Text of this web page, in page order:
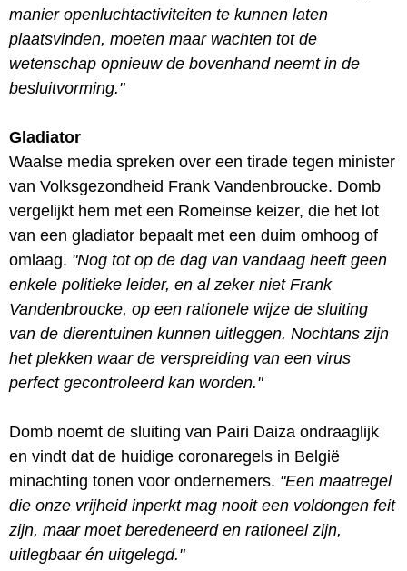
manier openluchtactiviteiten te kunnen laten
plaatsvinden, moeten maar wachten tot de
wetenschap opnieuw de bovenhand neemt in de
besluitvorming."
Gladiator
Waalse media spreken over een tirade tegen minister
van Volksgezondheid Frank Vandenbroucke. Domb
vergelijkt hem met een Romeinse keizer, die het lot
van een gladiator bepaalt met een duim omhoog of
omlaag. "Nog tot op de dag van vandaag heeft geen
enkele politieke leider, en al zeker niet Frank
Vandenbroucke, op een rationele wijze de sluiting
van de dierentuinen kunnen uitleggen. Nochtans zijn
het plekken waar de verspreiding van een virus
perfect gecontroleerd kan worden."
Domb noemt de sluiting van Pairi Daiza ondraaglijk
en vindt dat de huidige coronaregels in België
minachting tonen voor ondernemers. "Een maatregel
die onze vrijheid inperkt mag nooit een voldongen feit
zijn, maar moet beredeneerd en rationeel zijn,
uitlegbaar én uitgelegd."